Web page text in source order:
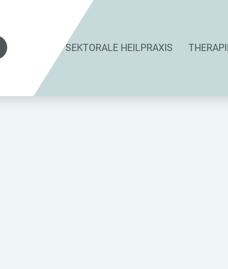
SEKTORALE HEILPRAXIS